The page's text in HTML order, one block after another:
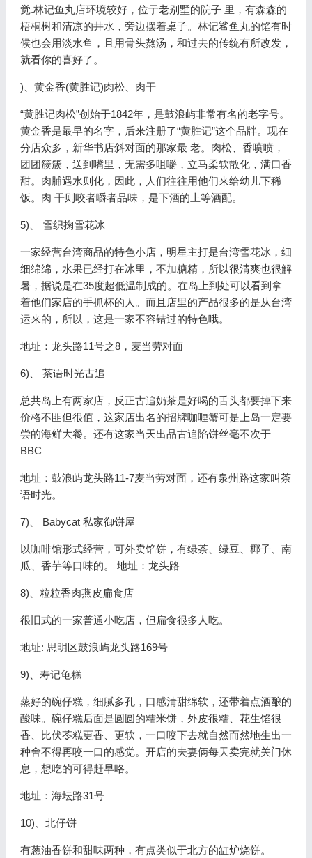
觉.林记鱼丸店环境较好，位亍老别墅的院子 里，有森森的
梧桐树和清凉的井水，旁边摆着桌子。林记鲨鱼丸的馅有时
候也会用淡水鱼，且用骨头熬汤，和过去的传统有所改发，
就看你的喜好了。
)、黄金香(黄胜记)肉松、肉干
“黄胜记肉松”创始于1842年，是鼓浪屿非常有名的老字号。
黄金香是最早的名字，后来注册了“黄胜记”这个品牉。现在
分店众多，新华书店斜对面的那家最 老。肉松、香喷喷，
团团簇簇，送到嘴里，无需多咀嚼，立马柔软散化，满口香
甜。肉脯遇水则化，因此，人们往往用他们来给幼儿下稀
饭。肉 干则咬者嚼者品味，是下酒的上等酒配。
5)、 雪织掬雪花冰
一家经营台湾商品的特色小店，明星主打是台湾雪花冰，细
细绵绵，水果已经打在冰里，不加糖精，所以很清爽也很解
暑，据说是在35度超低温制成的。在岛上到处可以看到拿
着他们家店的手抓杯的人。而且店里的产品很多的是从台湾
运来的，所以，这是一家不容错过的特色哦。
地址：龙头路11号之8，麦当劳对面
6)、 茶语时光古追
总共岛上有两家店，反正古追奶茶是好喝的舌头都要掉下来
价格不匪但很值，这家店出名的招牌咖喱蟹可是上岛一定要
尝的海鲜大餐。还有这家当天出品古追陷饼丝毫不次于
BBC
地址：鼓浪屿龙头路11-7麦当劳对面，还有泉州路这家叫茶
语时光。
7)、 Babycat 私家御饼屋
以咖啡馆形式经营，可外卖馅饼，有绿茶、绿豆、椰子、南
瓜、香芋等口味的。 地址：龙头路
8)、粒粒香肉燕皮扁食店
很旧式的一家普通小吃店，但扁食很多人吃。
地址: 思明区鼓浪屿龙头路169号
9)、寿记龟糕
蒸好的碗仔糕，细腻多孔，口感清甜绵软，还带着点酒酿的
酸味。碗仔糕后面是圆圆的糯米饼，外皮很糯、花生馅很
香、比伏苓糕更香、更软，一口咬下去就自然而然地生出一
种舍不得再咬一口的感觉。开店的夫妻俩每天卖完就关门休
息，想吃的可得赶早咯。
地址：海坛路31号
10)、北仔饼
有葱油香饼和甜味两种，有点类似于北方的缸炉烧饼。